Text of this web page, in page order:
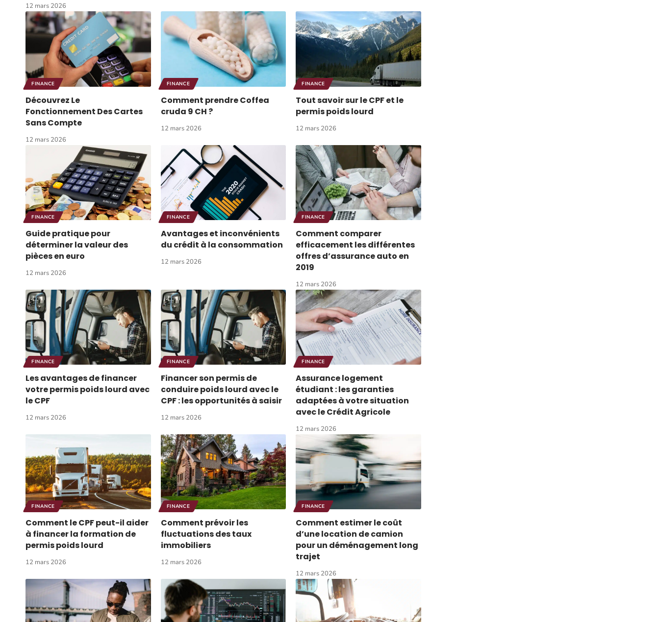
12 mars 2026
FINANCE
Découvrez Le
Fonctionnement Des Cartes
Sans Compte
12 mars 2026
FINANCE
Comment prendre Coffea
cruda 9 CH ?
12 mars 2026
FINANCE
Tout savoir sur le CPF et le
permis poids lourd
12 mars 2026
FINANCE
Guide pratique pour
déterminer la valeur des
pièces en euro
12 mars 2026
FINANCE
Avantages et inconvénients
du crédit à la consommation
12 mars 2026
FINANCE
Comment comparer
efficacement les différentes
offres d’assurance auto en
2019
12 mars 2026
FINANCE
Les avantages de financer
votre permis poids lourd avec
le CPF
12 mars 2026
FINANCE
Financer son permis de
conduire poids lourd avec le
CPF : les opportunités à saisir
12 mars 2026
FINANCE
Assurance logement
étudiant : les garanties
adaptées à votre situation
avec le Crédit Agricole
12 mars 2026
FINANCE
Comment le CPF peut-il aider
à financer la formation de
permis poids lourd
12 mars 2026
FINANCE
Comment prévoir les
fluctuations des taux
immobiliers
12 mars 2026
FINANCE
Comment estimer le coût
d’une location de camion
pour un déménagement long
trajet
12 mars 2026